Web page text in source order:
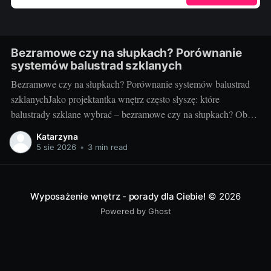
Bezramowe czy na słupkach? Porównanie
systemów balustrad szklanych
Bezramowe czy na słupkach? Porównanie systemów balustrad
szklanychJako projektantka wnętrz często słyszę: które
balustrady szklane wybrać – bezramowe czy na słupkach? Oba
systemy potrafią wyglądać zjawiskowo i podnieść wartość
nieruchomości, ale różnią się konstrukcją, montażem i
Czym
Katarzyna
5 sie 2026 • 3 min read
Wyposażenie wnętrz - porady dla Ciebie! © 2026
Powered by Ghost